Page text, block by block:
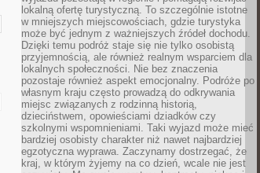
lokalną ofertę turystyczną. To szczególnie istotne
w mniejszych miejscowościach, gdzie turystyka
może być jednym z ważniejszych źródeł dochodu.
Dzięki temu podróż staje się nie tylko osobistą
przyjemnością, ale również realnym wsparciem dla
lokalnych społeczności. Nie bez znaczenia
pozostaje również aspekt emocjonalny. Podróże po
własnym kraju często prowadzą do odkrywania
miejsc związanych z rodzinną historią,
dzieciństwem, opowieściami dziadków czy
szkolnymi wspomnieniami. Taki wyjazd może mieć
bardziej osobisty charakter niż nawet najbardziej
egzotyczna wyprawa. Zaczynamy dostrzegać, że
kraj, w którym żyjemy na co dzień, wcale nie jest